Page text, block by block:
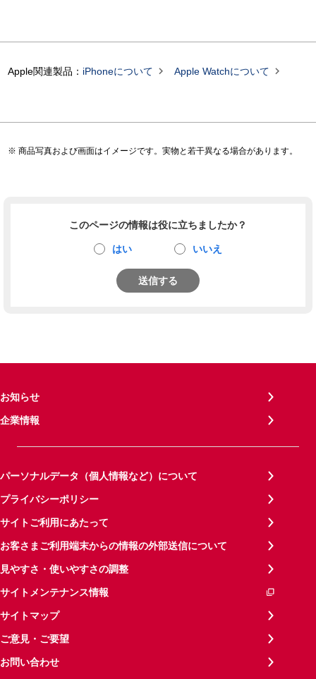
Apple関連製品： iPhoneについて  Apple Watchについて 
商品写真および画面はイメージです。実物と若干異なる場合があります。
このページの情報は役に立ちましたか？
はい いいえ
送信する
お知らせ
企業情報
パーソナルデータ（個人情報など）について
プライバシーポリシー
サイトご利用にあたって
お客さまご利用端末からの情報の外部送信について
見やすさ・使いやすさの調整
サイトメンテナンス情報
サイトマップ
ご意見・ご要望
お問い合わせ